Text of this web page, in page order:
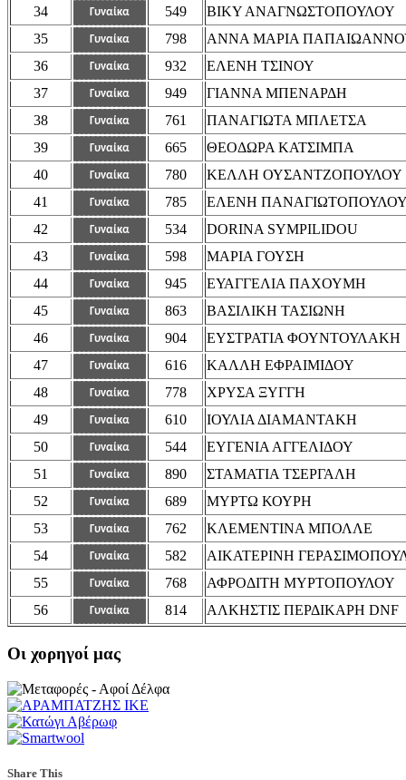
34
Γυναίκα 549
ΒΙΚΥ ΑΝΑΓΝΩΣΤΟΠΟΥΛΟΥ
35
Γυναίκα 798
ΑΝΝΑ ΜΑΡΙΑ
36
Γυναίκα 932
ΕΛΕΝΗ ΤΣΙΝΟΥ
37
Γυναίκα 949
ΓΙΑΝΝΑ ΜΠΕΝΑΡΔΗ
38
Γυναίκα 761
ΠΑΝΑΓΙΩΤΑ ΜΠΛΕΤΣΑ
39
Γυναίκα 665
ΘΕΟΔΩΡΑ ΚΑΤΣΙΜΠΑ
40
Γυναίκα 780
ΚΕΛΛΗ ΟΥΣΑΝΤΖΟΠΟΥΛΟΥ
41
Γυναίκα 785
ΕΛΕΝΗ
42
Γυναίκα 534
DORINA SYMPILIDOU
43
Γυναίκα 598
ΜΑΡΙΑ ΓΟΥΣΗ
44
Γυναίκα 945
ΕΥΑΓΓΕΛΙΑ ΠΑΧΟΥΜΗ
45
Γυναίκα 863
ΒΑΣΙΛΙΚΗ ΤΑΣΙΩΝΗ
46
Γυναίκα 904
ΕΥΣΤΡΑΤΙΑ ΦΟΥΝΤΟΥΛΑΚΗ
47
Γυναίκα 616
ΚΑΛΛΗ ΕΦΡΑΙΜΙΔΟΥ
48
Γυναίκα 778
ΧΡΥΣΑ ΞΥΓΓΗ
49
Γυναίκα 610
ΙΟΥΛΙΑ ΔΙΑΜΑΝΤΑΚΗ
50
Γυναίκα 544
ΕΥΓΕΝΙΑ ΑΓΓΕΛΙΔΟΥ
51
Γυναίκα 890
ΣΤΑΜΑΤΙΑ ΤΣΕΡΓΑΛΗ
52
Γυναίκα 689
ΜΥΡΤΩ ΚΟΥΡΗ
53
Γυναίκα 762
ΚΛΕΜΕΝΤΙΝΑ ΜΠΟΛΛΕ
54
Γυναίκα 582
ΑΙΚΑΤΕΡΙΝΗ
55
Γυναίκα 768
ΑΦΡΟΔΙΤΗ ΜΥΡΤΟΠΟΥΛΟΥ
56
Γυναίκα 814 ΑΛΚΗΣΤΙΣ ΠΕΡΔΙΚΑΡΗ DNF
Οι χορηγοί μας
Share This